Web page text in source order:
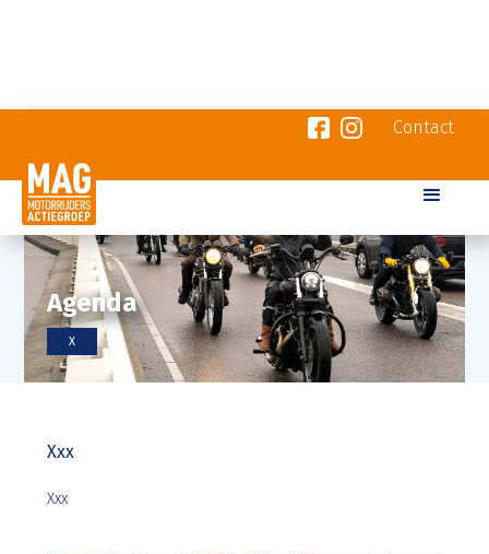
Contact
Agenda
X
Xxx
Xxx